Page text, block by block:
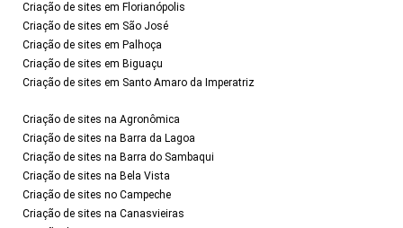
Criação de sites em Florianópolis
Criação de sites em São José
Criação de sites em Palhoça
Criação de sites em Biguaçu
Criação de sites em Santo Amaro da Imperatriz
Criação de sites na Agronômica
Criação de sites na Barra da Lagoa
Criação de sites na Barra do Sambaqui
Criação de sites na Bela Vista
Criação de sites no Campeche
Criação de sites na Canasvieiras